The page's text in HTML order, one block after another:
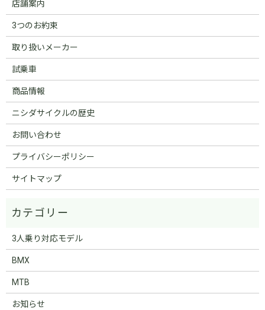
店舗案内
3つのお約束
取り扱いメーカー
試乗車
商品情報
ニシダサイクルの歴史
お問い合わせ
プライバシーポリシー
サイトマップ
3人乗り対応モデル
BMX
MTB
お知らせ